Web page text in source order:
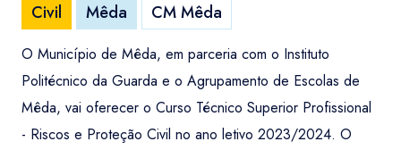
Civil
Mêda CM Mêda
O Município de Mêda, em parceria com o Instituto
Politécnico da Guarda e o Agrupamento de Escolas de
Mêda, vai oferecer o Curso Técnico Superior Profissional
- Riscos e Proteção Civil no ano letivo 2023/2024. O